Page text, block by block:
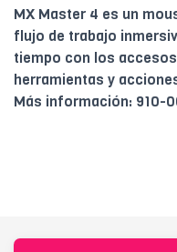
MX Master 4 es un
flujo de trabajo
tiempo con los
herramientas y
Más información: 910-